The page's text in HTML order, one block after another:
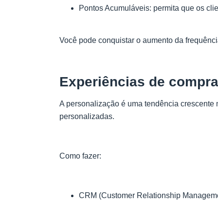
Pontos Acumuláveis: permita que os
Você pode conquistar o aumento da
Experiências de
A personalização é uma tendência
personalizadas.
Como fazer:
CRM (Customer Relationship